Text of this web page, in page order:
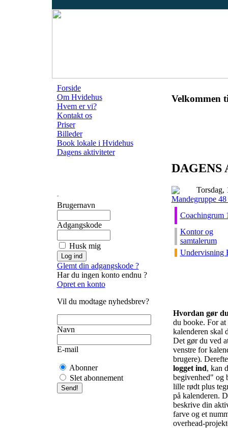
Forside
Om Hvidehus
Hvem er vi?
Kontakt os
Priser
Billeder
Book lokale i Hvidehus
Dagens aktiviteter
Brugernavn
Adgangskode
Husk mig
Glemt din adgangskode ?
Har du ingen konto endnu ?
Opret en konto
Vil du modtage nyhedsbrev?
Navn
E-mail
Abonner
Slet abonnement
Velkommen
Torsdag,
Mandegruppe
Coachingrum
Kontor og
samtalerum
Undervisning
Hvordan gør
du booke. For
kalenderen skal
Det gør du ved
venstre for
brugere).
logget ind, kan
begivenhed" og
lille rødt plus
på kalenderen.
beskrive din
farve og et
overhead-